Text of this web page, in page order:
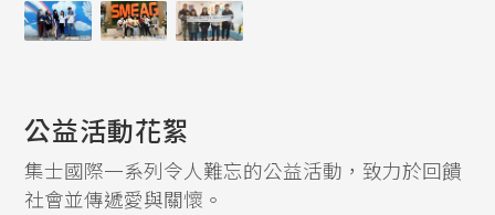
公益活動花絮
集士國際一系列令人難忘的公益活動，致力於回饋
社會並傳遞愛與關懷。